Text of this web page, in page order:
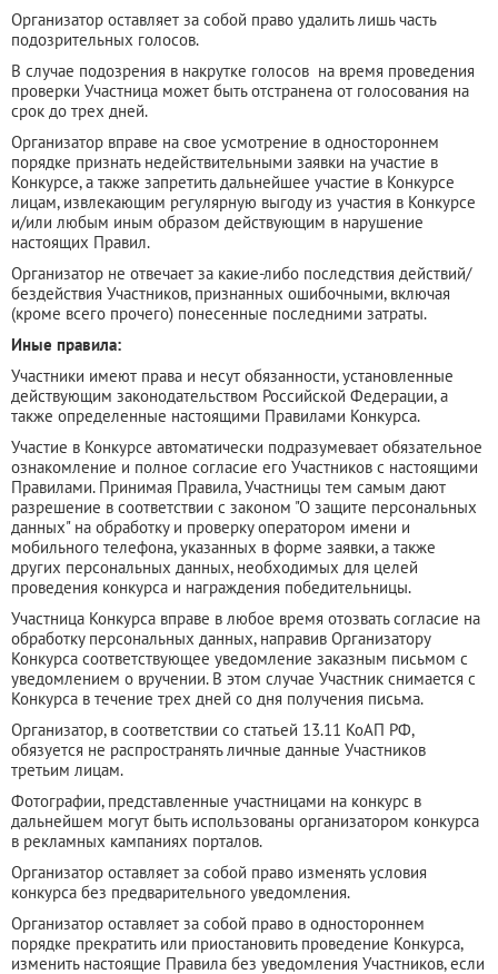
Организатор оставляет за собой право удалить лишь часть
подозрительных голосов.
В случае подозрения в накрутке голосов на время проведения
проверки Участница может быть отстранена от голосования на
срок до трех дней.
Организатор вправе на свое усмотрение в одностороннем
порядке признать недействительными заявки на участие в
Конкурсе, а также запретить дальнейшее участие в Конкурсе
лицам, извлекающим регулярную выгоду из участия в Конкурсе
и/или любым иным образом действующим в нарушение
настоящих Правил.
Организатор не отвечает за какие-либо последствия действий/
бездействия Участников, признанных ошибочными, включая
(кроме всего прочего) понесенные последними затраты.
Иные правила:
Участники имеют права и несут обязанности, установленные
действующим законодательством Российской Федерации, а
также определенные настоящими Правилами Конкурса.
Участие в Конкурсе автоматически подразумевает обязательное
ознакомление и полное согласие его Участников с настоящими
Правилами. Принимая Правила, Участницы тем самым дают
разрешение в соответствии с законом "О защите персональных
данных" на обработку и проверку оператором имени и
мобильного телефона, указанных в форме заявки, а также
других персональных данных, необходимых для целей
проведения конкурса и награждения победительницы.
Участница Конкурса вправе в любое время отозвать согласие на
обработку персональных данных, направив Организатору
Конкурса соответствующее уведомление заказным письмом с
уведомлением о вручении. В этом случае Участник снимается с
Конкурса в течение трех дней со дня получения письма.
Организатор, в соответствии со статьей 13.11 КоАП РФ,
обязуется не распространять личные данные Участников
третьим лицам.
Фотографии, представленные участницами на конкурс в
дальнейшем могут быть использованы организатором конкурса
в рекламных кампаниях порталов.
Организатор оставляет за собой право изменять условия
конкурса без предварительного уведомления.
Организатор оставляет за собой право в одностороннем
порядке прекратить или приостановить проведение Конкурса,
изменить настоящие Правила без уведомления Участников, если